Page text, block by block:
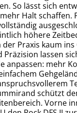
So lässt sich
Halt schaffen.
höhere
Praxis kaum ins
lassen
anpassen: mehr
schützt
Vorne